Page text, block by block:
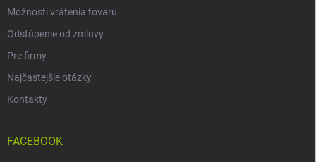
Možnosti vrátenia tovaru
Odstúpenie od zmluvy
Pre firmy
Najčastejšie otázky
Kontakty
FACEBOOK